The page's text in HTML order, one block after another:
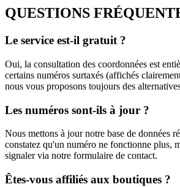
QUESTIONS
Le service est-il gratuit ?
Oui, la consultation des coordonnées est
certains numéros surtaxés (affichés
nous vous proposons toujours des
Les numéros sont-ils à jour ?
Nous mettons à jour notre base de données
constatez qu'un numéro ne fonctionne plus,
signaler via notre formulaire de contact.
Êtes-vous affiliés aux boutiques ?